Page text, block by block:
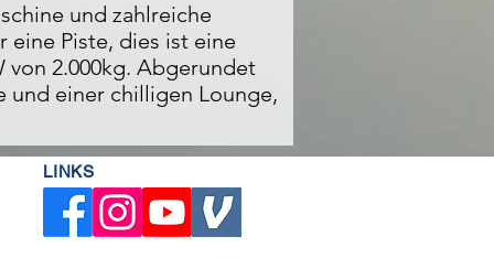
und zahlreiche
Piste, dies ist eine
von 2.000kg. Abgerundet
und einer chilligen Lounge,
LINKS